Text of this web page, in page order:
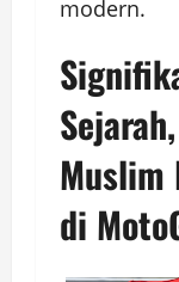
modern.
Muslim
di